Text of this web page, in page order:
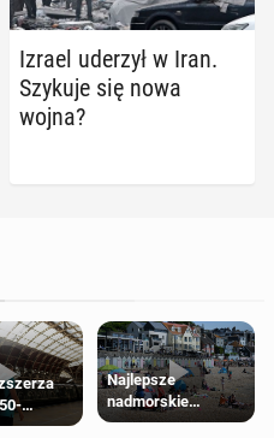
Izrael uderzył w Iran.
Szykuje się nowa
wojna?
Najlepsze
nadmorskie
miasteczko blisko